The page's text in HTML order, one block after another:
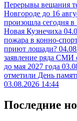
Перерывы вещания
Новгороде до 16
произошла сегодня
Новая Кузнечиха
пожара в конно-
приют лошади?
заявление ряда СМИ
до мая 2027 года
отметили День
03.08.2026 14:44
Последние